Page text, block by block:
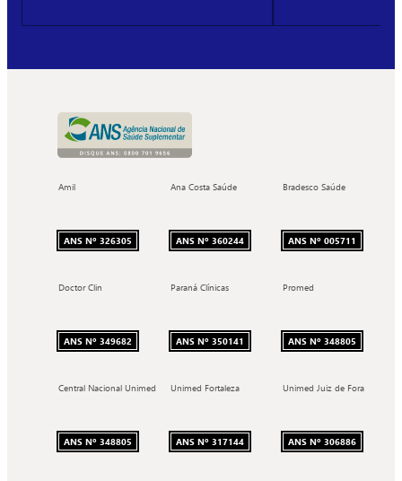
Amil
ANS Nº 326305
Ana Costa Saúde
ANS Nº 360244
Bradesco Saúde
ANS Nº 005711
Doctor Clin
ANS Nº 349682
Paraná Clínicas
ANS Nº 350141
Promed
ANS Nº 348805
Central Nacional Unimed
ANS Nº 348805
Unimed Fortaleza
ANS Nº 317144
Unimed Juiz de Fora
ANS Nº 306886